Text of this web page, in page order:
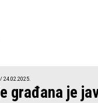
/ 24.02.2025.
građana je